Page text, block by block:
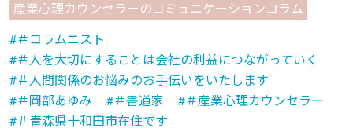
産業心理カウンセラーのコミュニケーションコラム
＃コラムニスト
＃人を大切にすることは会社の利益につながっていく
＃人間関係のお悩みのお手伝いをいたします
＃岡部あゆみ
＃書道家
＃産業心理カウンセラー
＃青森県十和田市在住です